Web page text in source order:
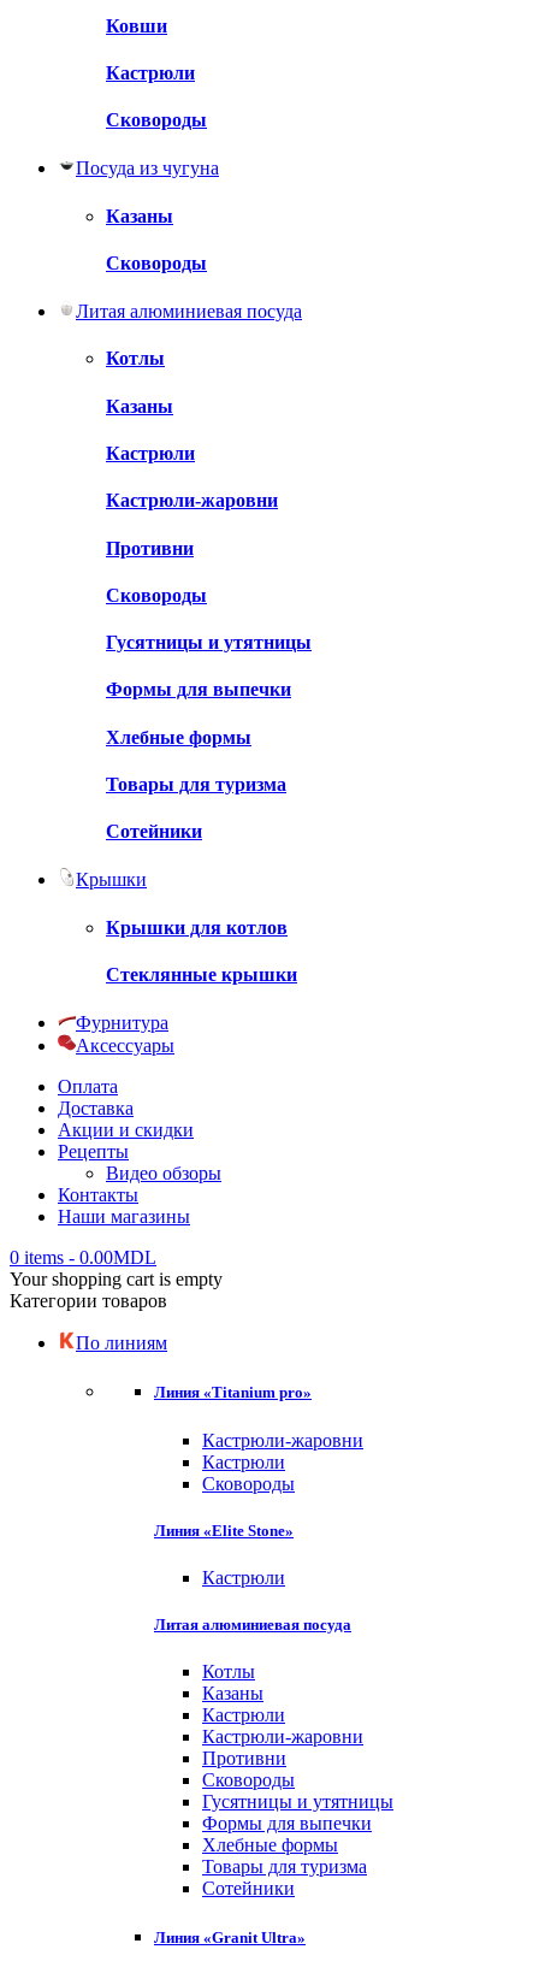
Ковши
Кастрюли
Сковороды
Посуда из чугуна
Казаны
Сковороды
Литая алюминиевая посуда
Котлы
Казаны
Кастрюли
Кастрюли-жаровни
Противни
Сковороды
Гусятницы и утятницы
Формы для выпечки
Хлебные формы
Товары для туризма
Сотейники
Крышки
Крышки для котлов
Стеклянные крышки
Фурнитура
Аксессуары
Оплата
Доставка
Акции и скидки
Рецепты
Видео обзоры
Контакты
Наши магазины
0 items - 0.00MDL
Your shopping cart is empty
Категории товаров
По линиям
Линия «Titanium pro»
Кастрюли-жаровни
Кастрюли
Сковороды
Линия «Elite Stone»
Кастрюли
Литая алюминиевая посуда
Котлы
Казаны
Кастрюли
Кастрюли-жаровни
Противни
Сковороды
Гусятницы и утятницы
Формы для выпечки
Хлебные формы
Товары для туризма
Сотейники
Линия «Granit Ultra»